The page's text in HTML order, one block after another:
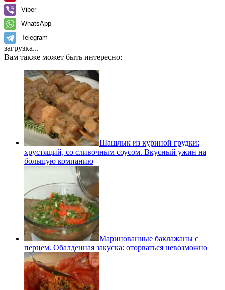
Viber
WhatsApp
Telegram
загрузка...
Вам также может быть интересно:
Шашлык из куриной грудки:
хрустящий, со сливочным соусом. Вкусный ужин на
большую компанию
Маринованные баклажаны с
перцем. Обалденная закуска: оторваться невозможно